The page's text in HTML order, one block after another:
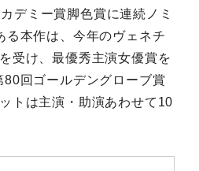
デミー賞脚色賞に連続ノミ
る本作は、今年のヴェネチ
受け、最優秀主演女優賞を
回ゴールデングローブ賞
トは主演・助演あわせて10